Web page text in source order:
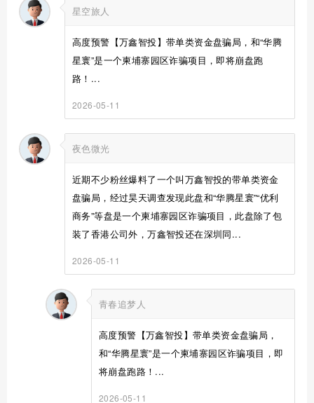
星空旅人
高度预警【万鑫智投】带单类资金盘骗局，和“华腾
星寰”是一个柬埔寨园区诈骗项目，即将崩盘跑
路！...
2026-05-11
夜色微光
近期不少粉丝爆料了一个叫万鑫智投的带单类资金
盘骗局，经过昊天调查发现此盘和“华腾星寰”“优利
商务”等盘是一个柬埔寨园区诈骗项目，此盘除了包
装了香港公司外，万鑫智投还在深圳同...
2026-05-11
青春追梦人
高度预警【万鑫智投】带单类资金盘骗局，
和“华腾星寰”是一个柬埔寨园区诈骗项目，即
将崩盘跑路！...
2026-05-11